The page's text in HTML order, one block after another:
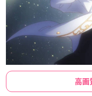
高画